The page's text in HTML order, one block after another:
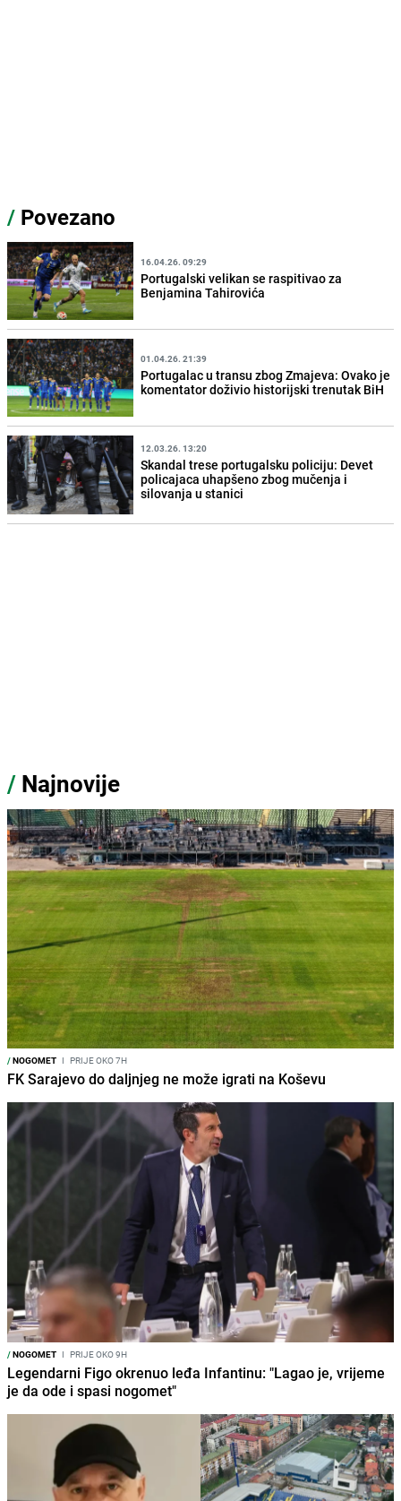
/ Povezano
16.04.26. 09:29
Portugalski velikan se raspitivao za
Benjamina Tahirovića
01.04.26. 21:39
Portugalac u transu zbog Zmajeva: Ovako je
komentator doživio historijski trenutak BiH
12.03.26. 13:20
Skandal trese portugalsku policiju: Devet
policajaca uhapšeno zbog mučenja i
silovanja u stanici
/ Najnovije
/NOGOMET I PRIJE OKO 7H
FK Sarajevo do daljnjeg ne može igrati na Koševu
/NOGOMET I PRIJE OKO 9H
Legendarni Figo okrenuo leđa Infantinu: "Lagao je, vrijeme
je da ode i spasi nogomet"